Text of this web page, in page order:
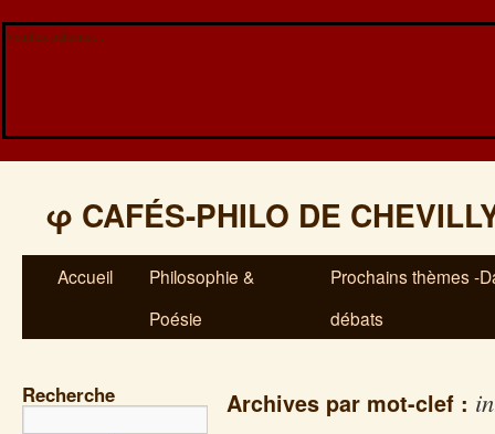
Veuillez patienter...
φ CAFÉS-PHILO DE
Accueil
Philosophie &
Poésie
Prochains thèmes -
débats
Recherche Archives par mot-clef :